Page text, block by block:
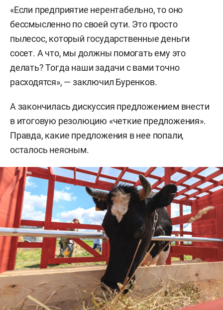
«Если предприятие нерентабельно, то оно
бессмысленно по своей сути. Это просто
пылесос, который государственные деньги
сосет. А что, мы должны помогать ему это
делать? Тогда наши задачи с вами точно
расходятся», — заключил Буренков.
А закончилась дискуссия предложением внести
в итоговую резолюцию «четкие предложения».
Правда, какие предложения в нее попали,
осталось неясным.